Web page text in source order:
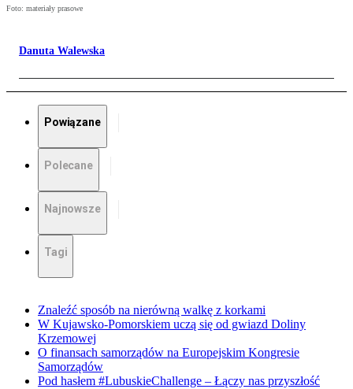
Foto: materiały prasowe
Danuta Walewska
Powiązane
Polecane
Najnowsze
Tagi
Znaleźć sposób na nierówną walkę z korkami
W Kujawsko-Pomorskiem uczą się od gwiazd Doliny
Krzemowej
O finansach samorządów na Europejskim Kongresie
Samorządów
Pod hasłem #LubuskieChallenge – Łączy nas przyszłość